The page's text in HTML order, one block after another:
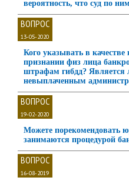
вероятность, что суд по
ВОПРОС
13-05-2020
Кого указывать в
признании физ лица
штрафам гибдд?
невыплаченным
ВОПРОС
19-02-2020
Можете порекомендовать
занимаются процедурой
ВОПРОС
16-08-2019